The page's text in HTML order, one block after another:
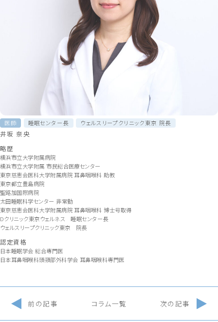
医師 睡眠センター長 ウェルスリープクリニック東京 院長
井坂 奈央
略歴
横浜市立大学附属病院
横浜市立大学附属 市民総合医療センター
東京慈恵会医科大学附属病院 耳鼻咽喉科 助教
東京都立豊島病院
聖路加国際病院
太田睡眠科学センター 非常勤
東京慈恵会医科大学附属病院 耳鼻咽喉科 博士号取得
Dクリニック東京ウェルネス 睡眠センター長
ウェルスリープクリニック東京 院長
認定資格
日本睡眠学会 総合専門医
日本耳鼻咽喉科頭頸部外科学会 耳鼻咽喉科専門医
前の記事 コラム一覧 次の記事